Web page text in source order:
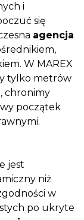
i
się
agencja
W MAREX
tylko metrów
chronimy
początek
jest
niż
w
po ukryte